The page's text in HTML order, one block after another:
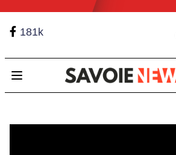
181k
Open main menu